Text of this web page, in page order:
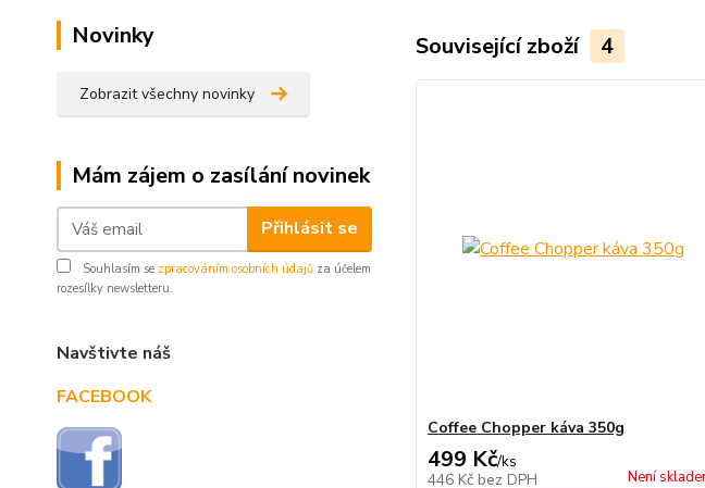
Novinky
Zobrazit všechny novinky
Mám zájem o zasílání novinek
Přihlásit se
Souhlasím se zpracováním osobních údajů za účelem
rozesílky newsletteru.
Navštivte náš
FACEBOOK
Související zboží 4
Coffee Chopper káva 350g
499 Kč/ks
446 Kč bez DPH Není